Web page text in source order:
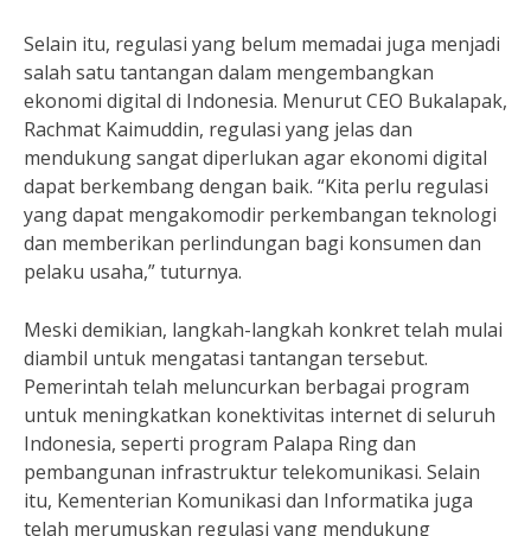
Selain itu, regulasi yang belum memadai juga menjadi
salah satu tantangan dalam mengembangkan
ekonomi digital di Indonesia. Menurut CEO Bukalapak,
Rachmat Kaimuddin, regulasi yang jelas dan
mendukung sangat diperlukan agar ekonomi digital
dapat berkembang dengan baik. “Kita perlu regulasi
yang dapat mengakomodir perkembangan teknologi
dan memberikan perlindungan bagi konsumen dan
pelaku usaha,” tuturnya.
Meski demikian, langkah-langkah konkret telah mulai
diambil untuk mengatasi tantangan tersebut.
Pemerintah telah meluncurkan berbagai program
untuk meningkatkan konektivitas internet di seluruh
Indonesia, seperti program Palapa Ring dan
pembangunan infrastruktur telekomunikasi. Selain
itu, Kementerian Komunikasi dan Informatika juga
telah merumuskan regulasi yang mendukung